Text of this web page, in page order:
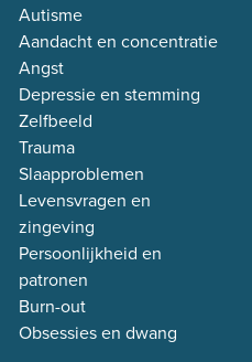
Autisme
Aandacht en concentratie
Angst
Depressie en stemming
Zelfbeeld
Trauma
Slaapproblemen
Levensvragen en
zingeving
Persoonlijkheid en
patronen
Burn-out
Obsessies en dwang